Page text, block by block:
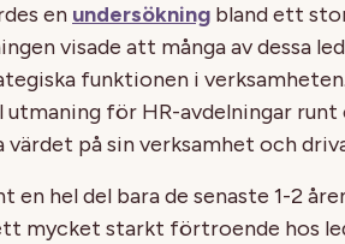
en undersökning bland ett
visade att många av dessa
funktionen i
utmaning för HR-avdelningar
på sin verksamhet och
en hel del bara de senaste 1-2
mycket starkt förtroende hos